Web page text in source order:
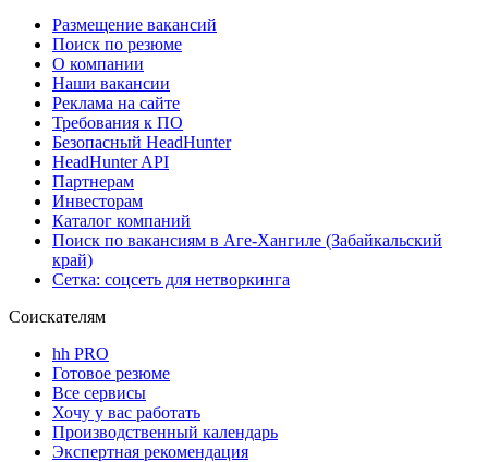
Размещение вакансий
Поиск по резюме
О компании
Наши вакансии
Реклама на сайте
Требования к ПО
Безопасный HeadHunter
HeadHunter API
Партнерам
Инвесторам
Каталог компаний
Поиск по вакансиям в Аге-Хангиле (Забайкальский
край)
Сетка: соцсеть для нетворкинга
Соискателям
hh PRO
Готовое резюме
Все сервисы
Хочу у вас работать
Производственный календарь
Экспертная рекомендация